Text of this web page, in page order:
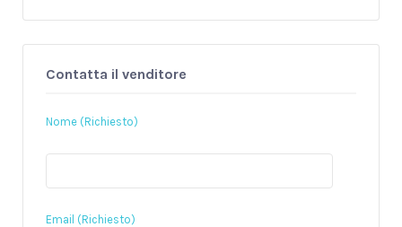
Contatta il venditore
Nome (Richiesto)
Email (Richiesto)